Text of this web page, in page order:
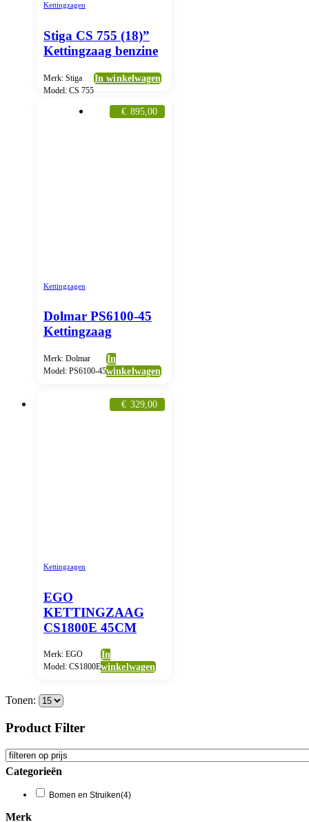
Kettingzagen
Stiga CS 755 (18)”
Kettingzaag benzine
Merk: Stiga
Model: CS 755
In winkelwagen
€ 895,00
Kettingzagen
Dolmar PS6100-45
Kettingzaag
Merk: Dolmar
Model: PS6100-45
In
winkelwagen
€ 329,00
Kettingzagen
EGO
KETTINGZAAG
CS1800E 45CM
Merk: EGO
Model: CS1800E
In
winkelwagen
Tonen:
Product Filter
Categorieën
Bomen en Struiken(4)
Merk